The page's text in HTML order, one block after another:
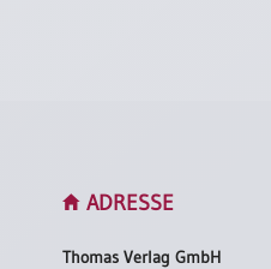
ADRESSE
Thomas Verlag GmbH